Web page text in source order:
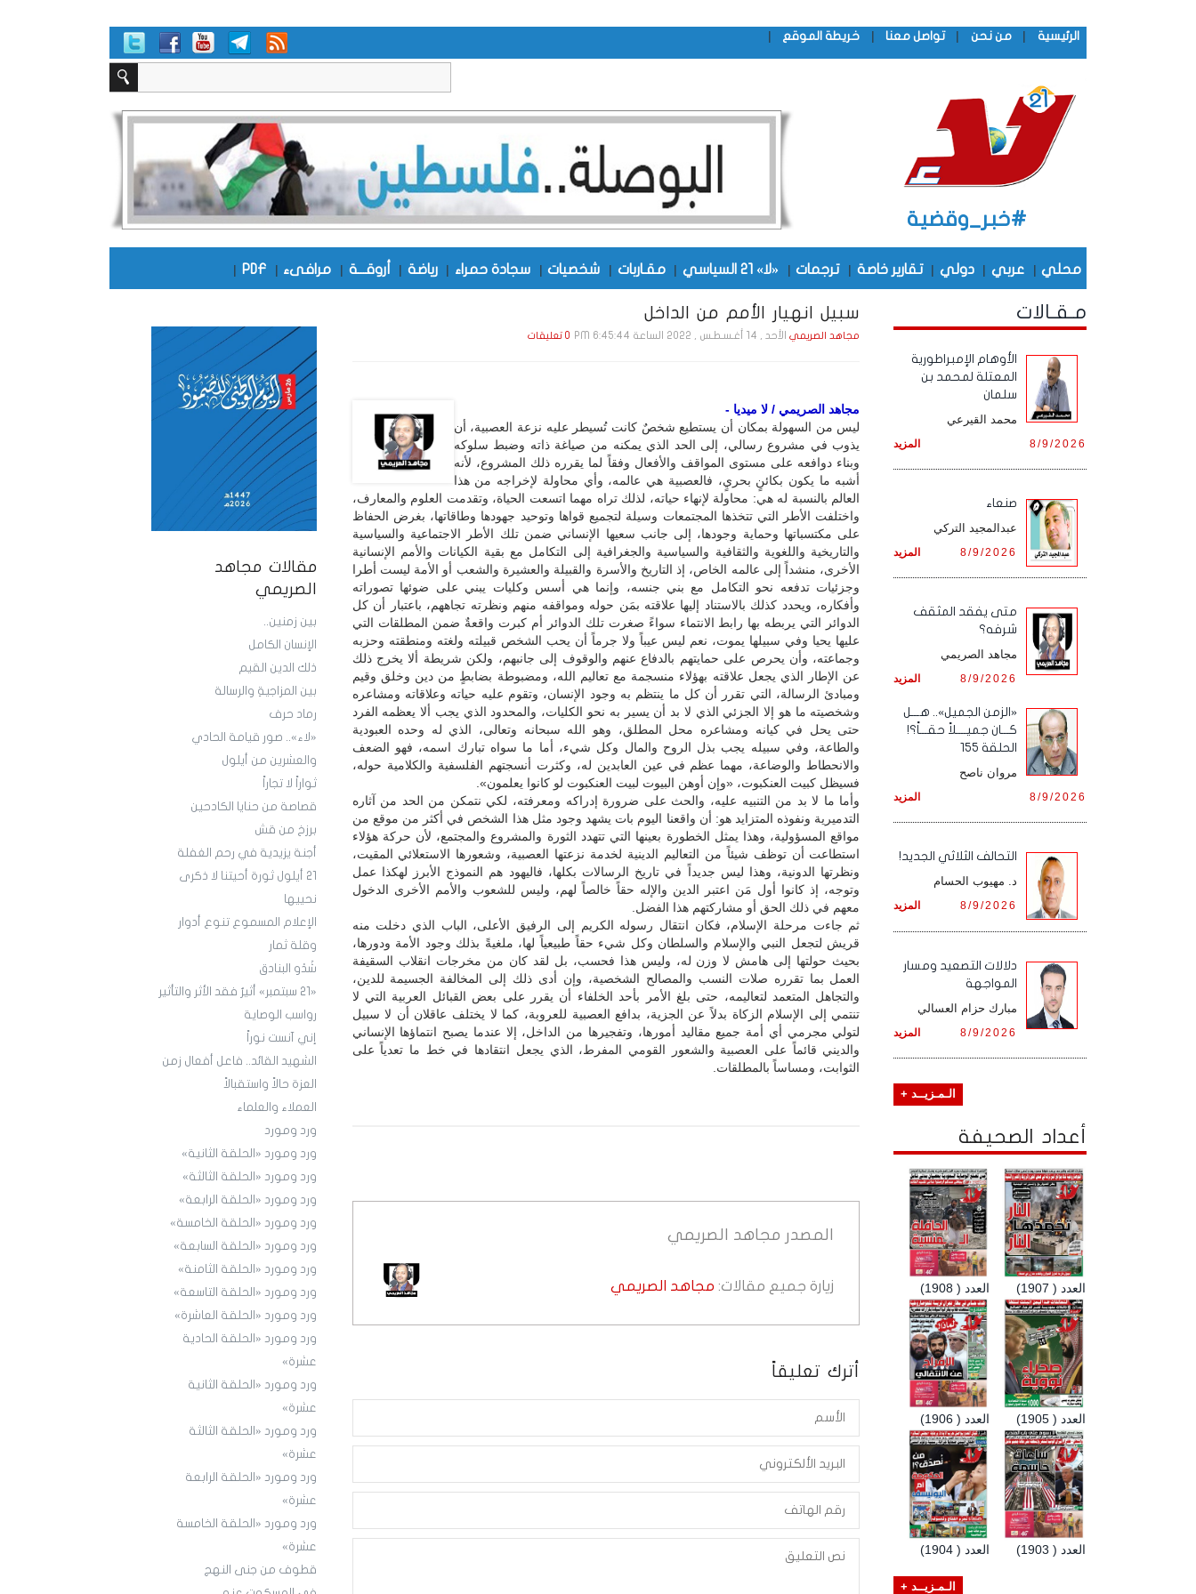
الرئيسية | من نحن | تواصل معنا | خريطة الموقع |
#خبر_وقضية
محلي | عربي | دولي | تقارير خاصة | ترجمات | «لا» 21 السياسي | مقـاربات | شخصيات | سجادة حمراء | رياضة | أروقـــة | مرافىء |
PDF
|
مقالات مجاهد
الصريمي
بين زمنين..
الإنسان الكامل
ذلك الدين القيم
بين المزاجيةِ والرسالة
رماد حرف
«لاء».. صور قيامة الحادي
والعشرين من أيلول
ثواراً لا تجاراً
قصاصة من حنايا الكادحين
برزخ من قش
أجنة يزيدية في رحم الغفلة
21 أيلول ثورة أحيتنا لا ذكرى
نحييها
الإعلام المسموع تنوع أدوار
وقلة ثمار
شَدْو البنادق
«21 سبتمبر» أثيرٌ فقد الأثر والتأثير
رواسب الوصاية
إني آنست نوراً
الشهيد القائد.. فاعل أفعال زمن
العزة حالاً واستقبالاً
العملاء والعلماء
ورد ومورد
ورد ومورد «الحلقة الثانية»
ورد ومورد «الحلقة الثالثة»
ورد ومورد «الحلقة الرابعة»
ورد ومورد «الحلقة الخامسة»
ورد ومورد «الحلقة السابعة»
ورد ومورد «الحلقة الثامنة»
ورد ومورد «الحلقة التاسعة»
ورد ومورد «الحلقة العاشرة»
ورد ومورد «الحلقة الحادية
عشرة»
ورد ومورد «الحلقة الثانية
عشرة»
ورد ومورد «الحلقة الثالثة
عشرة»
ورد ومورد «الحلقة الرابعة
عشرة»
ورد ومورد «الحلقة الخامسة
عشرة»
قطوف من جنى النهج
سبيل انهيار الأمم من الداخل
مجاهد الصريميالأحد , 14 أغـسـطـس , 2022 الساعة 6:45:44 PM 0 تعليقات
مجاهد الصريمي / لا ميديا -
ليس من السهولة بمكان أن يستطيع شخصٌ كانت تُسيطر عليه نزعة العصبية، أن
يذوب في مشروع رسالي، إلى الحد الذي يمكنه من صياغة ذاته وضبط سلوكه
وبناء دوافعه على مستوى المواقف والأفعال وفقاً لما يقرره ذلك المشروع، لأنه
أشبه ما يكون بكائنٍ بحريٍ، فالعصبية هي عالمه، وأي محاولة لإخراجه من هذا
العالم بالنسبة له هي: محاولة لإنهاء حياته، لذلك تراه مهما اتسعت الحياة، وتقدمت العلوم والمعارف،
واختلفت الأطر التي تتخذها المجتمعات وسيلة لتجميع قواها وتوحيد جهودها وطاقاتها، بغرض الحفاظ
على مكتسباتها وحماية وجودها، إلى جانب سعيها الإنساني ضمن تلك الأطر الاجتماعية والسياسية
والتاريخية واللغوية والثقافية والسياسية والجغرافية إلى التكامل مع بقية الكيانات والأمم الإنسانية
الأخرى، منشداً إلى عالمه الخاص، إذ التاريخ والأسرة والقبيلة والعشيرة والشعب أو الأمة ليست أطرا
وجزئيات تدفعه نحو التكامل مع بني جنسه، وإنما هي أسس وكليات يبني على ضوئها تصوراته
وأفكاره، ويحدد كذلك بالاستناد إليها علاقته بمَن حوله ومواقفه منهم ونظرته تجاههم، باعتبار أن كل
الدوائر التي يربطه بها رابط الانتماء سواءً صغرت تلك الدوائر أم كبرت واقعةٌ ضمن المطلقات التي
عليها يحيا وفي سبيلها يموت، نعم ليس عيباً ولا جرماً أن يحب الشخص قبيلته ولغته ومنطقته وحزبه
وجماعته، وأن يحرص على حمايتهم بالدفاع عنهم والوقوف إلى جانبهم، ولكن شريطة ألا يخرج ذلك
عن الإطار الذي يجعل علاقته بهؤلاء منسجمة مع تعاليم الله، ومضبوطة بضابطٍ من دين وخلق وقيم
ومبادئ الرسالة، التي تقرر أن كل ما ينتظم به وجود الإنسان، وتقوم عليه حياته وعلاقاته ومشاعره
وشخصيته ما هو إلا الجزئي الذي لا بد أن يسير به نحو الكليات، والمحدود الذي يجب ألا يعظمه الفرد
حتى يحل في كيانه ومشاعره محل المطلق، وهو الله سبحانه وتعالى، الذي له وحده العبودية
والطاعة، وفي سبيله يجب بذل الروح والمال وكل شيء، أما ما سواه تبارك اسمه، فهو الضعف
والانحطاط والوضاعة، مهما عظم في عين العابدين له، وكثرت أنسجتهم الفلسفية والكلامية حوله،
فسيظل كبيت العنكبوت، «وإن أوهن البيوت لبيت العنكبوت لو كانوا يعلمون».
وأما ما لا بد من التنبيه عليه، والحث على ضرورة إدراكه ومعرفته، لكي نتمكن من الحد من آثاره
التدميرية ونفوذه المتزايد هو: أن واقعنا اليوم بات يشهد وجود مثل هذا الشخص في أكثر من موقع من
مواقع المسؤولية، وهذا يمثل الخطورة بعينها التي تتهدد الثورة والمشروع والمجتمع، لأن حركة هؤلاء
استطاعت أن توظف شيئاً من التعاليم الدينية لخدمة نزعتها العصبية، وشعورها الاستعلائي المقيت،
ونظرتها الدونية، وهذا ليس جديداً في تاريخ الرسالات بكلها، فاليهود هم النموذج الأبرز لهكذا عمل
وتوجه، إذ كانوا أول مَن اعتبر الدين والإله حقاً خالصاً لهم، وليس للشعوب والأمم الأخرى الدخول
معهم في ذلك الحق أو مشاركتهم هذا الفضل.
ثم جاءت مرحلة الإسلام، فكان انتقال رسوله الكريم إلى الرفيق الأعلى، الباب الذي دخلت منه
قريش لتجعل النبي والإسلام والسلطان وكل شيء حقاً طبيعياً لها، ملغيةً بذلك وجود الأمة ودورها،
بحيث حولتها إلى هامش لا وزن له، وليس هذا فحسب، بل لقد كان من مخرجات انقلاب السقيفة
العمل بما تقرره صلات النسب والمصالح الشخصية، وإن أدى ذلك إلى المخالفة الجسيمة للدين،
والتجاهل المتعمد لتعاليمه، حتى بلغ الأمر بأحد الخلفاء أن يقرر على بعض القبائل العربية التي لا
تنتمي إلى الإسلام الزكاة بدلاً عن الجزية، بدافع العصبية للعروبة، كما لا يختلف عاقلان أن لا سبيل
لتولي مجرمي أي أمة جميع مقاليد أمورها، وتفجيرها من الداخل، إلا عندما يصبح انتماؤها الإنساني
والديني قائماً على العصبية والشعور القومي المفرط، الذي يجعل انتقادها في خط ما تعدياً على
الثوابت، ومساساً بالمطلقات.
المصدر مجاهد الصريمي
زيارة جميع مقالات: مجاهد الصريمي
أترك تعليقاً
مـقـالات
الأوهام الإمبراطورية
المعتلة لمحمد بن
سلمان
محمد القيرعي
المزيد 8/9/2026
صنعاء
عبدالمجيد التركي
المزيد 8/9/2026
متى يفقد المثقف
شرفه؟
مجاهد الصريمي
المزيد 8/9/2026
«الزمن الجميل».. هـــل
كـــان جميــــلاً حقـــاً؟!
الحلقة 155
مروان ناصح
المزيد 8/9/2026
التحالف الثلاثي الجديد!
د. مهيوب الحسام
المزيد 8/9/2026
دلالات التصعيد ومسار
المواجهة
مبارك حزام العسالي
المزيد 8/9/2026
الـمـزيــد +
أعداد الصحيفة
العدد ( 1908) العدد ( 1907)
العدد ( 1906) العدد ( 1905)
العدد ( 1904) العدد ( 1903)
الـمـزيــد +